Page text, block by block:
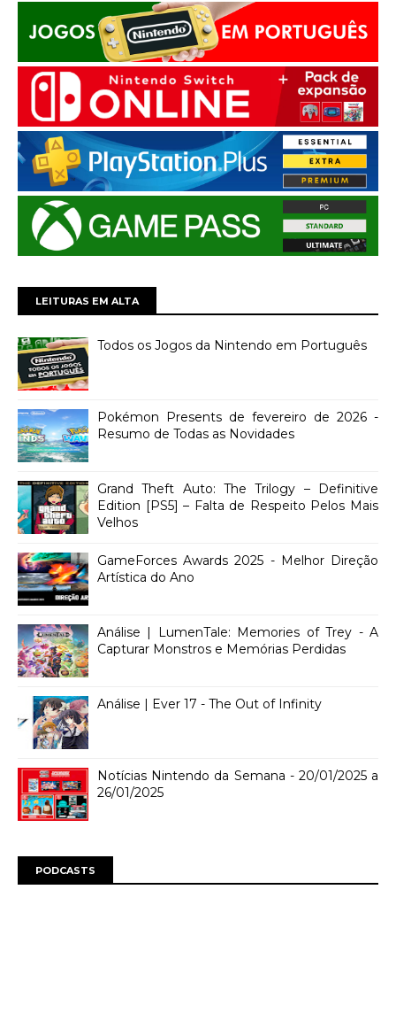
LEITURAS EM ALTA
Todos os Jogos da Nintendo em Português
Pokémon Presents de fevereiro de 2026 -
Resumo de Todas as Novidades
Grand Theft Auto: The Trilogy – Definitive
Edition [PS5] – Falta de Respeito Pelos Mais
Velhos
GameForces Awards 2025 - Melhor Direção
Artística do Ano
Análise | LumenTale: Memories of Trey - A
Capturar Monstros e Memórias Perdidas
Análise | Ever 17 - The Out of Infinity
Notícias Nintendo da Semana - 20/01/2025 a
26/01/2025
PODCASTS